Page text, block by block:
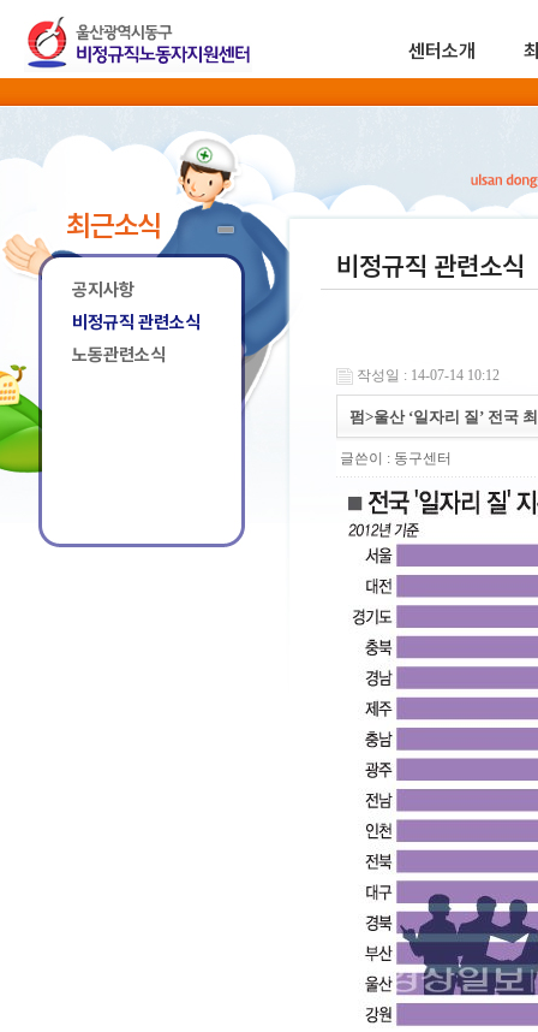
센터소개
최근소식
공지사항
비정규직 관련소식
노동관련소식
비정규직 관련소식
작성일 : 14-07-14 10:12
펌>울산 ‘일자리 질’ 전국
글쓴이 : 동구센터